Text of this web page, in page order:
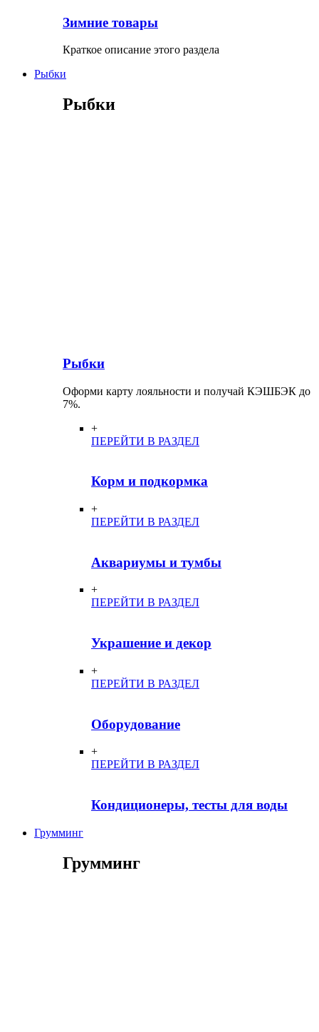
Зимние товары
Краткое описание этого раздела
Рыбки
Рыбки
Рыбки
Оформи карту лояльности и получай КЭШБЭК до
7%.
+
ПЕРЕЙТИ В РАЗДЕЛ
Корм и подкормка
+
ПЕРЕЙТИ В РАЗДЕЛ
Аквариумы и тумбы
+
ПЕРЕЙТИ В РАЗДЕЛ
Украшение и декор
+
ПЕРЕЙТИ В РАЗДЕЛ
Оборудование
+
ПЕРЕЙТИ В РАЗДЕЛ
Кондиционеры, тесты для воды
Грумминг
Грумминг